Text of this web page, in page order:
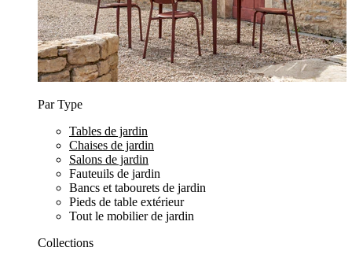
Par Type
Tables de jardin
Chaises de jardin
Salons de jardin
Fauteuils de jardin
Bancs et tabourets de jardin
Pieds de table extérieur
Tout le mobilier de jardin
Collections